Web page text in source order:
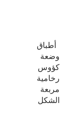
أطباق
وضعة
كؤوس
رخامية
مربعة
الشكل